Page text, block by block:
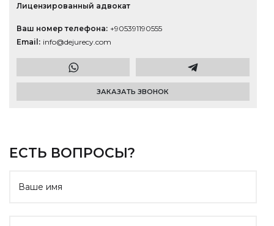
Лицензированный адвокат
Ваш номер телефона +905391190555
Email
info@dejurecy.com
ЗАКАЗАТЬ ЗВОНОК
ЕСТЬ ВОПРОСЫ?
Ваше имя
Website